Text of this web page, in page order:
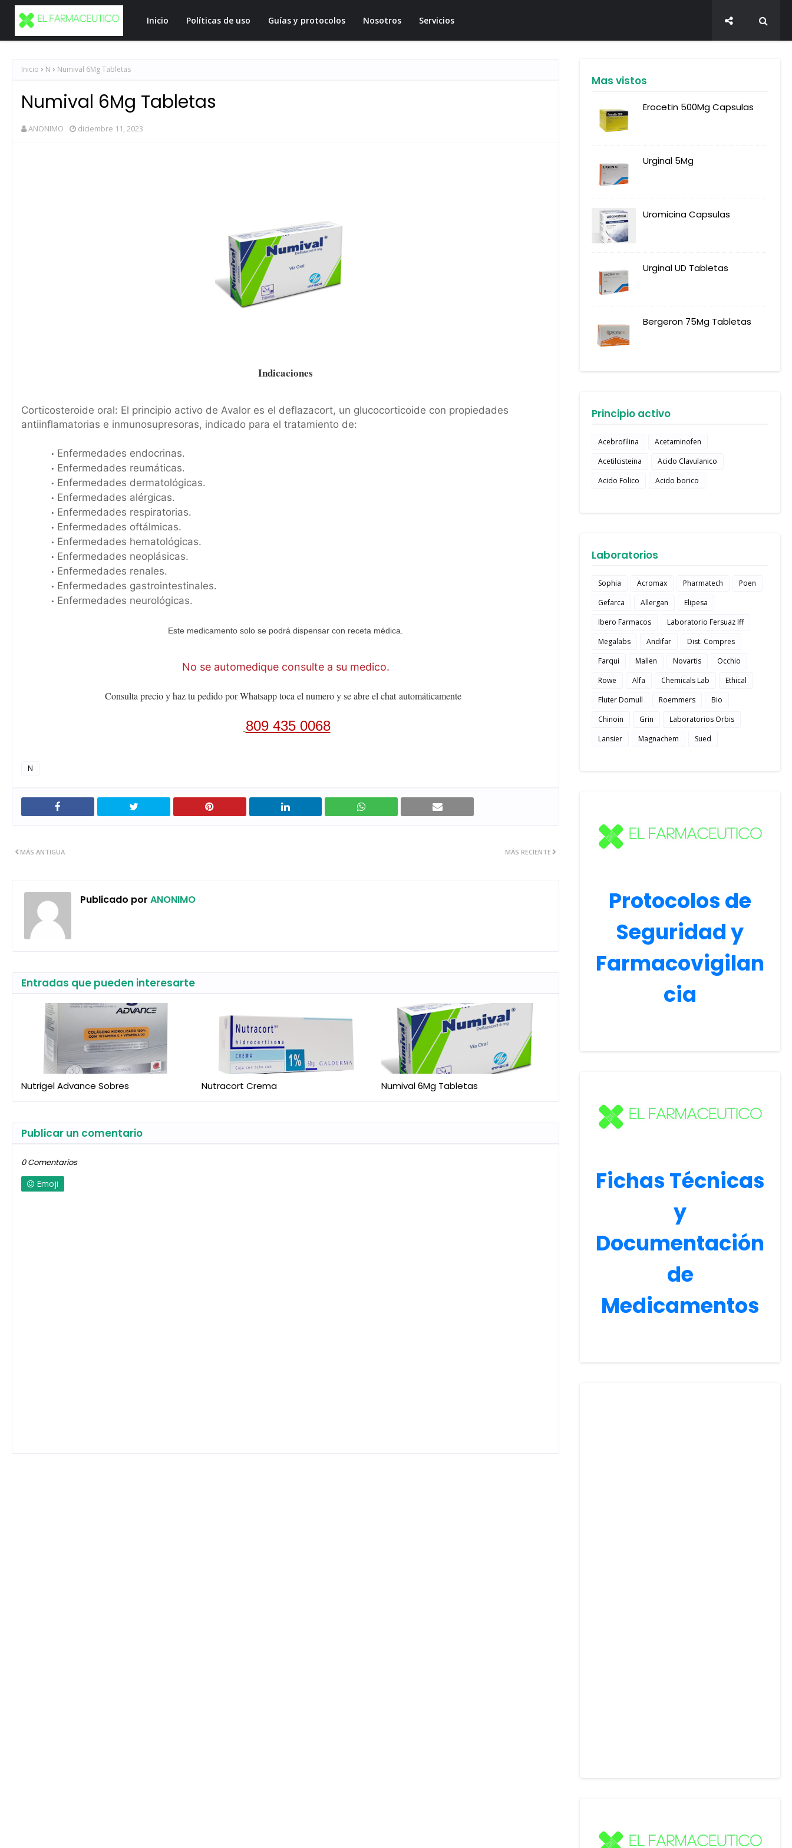
Inicio Políticas de uso Guías y protocolos Nosotros Servicios
Inicio N Numival 6Mg Tabletas
Numival 6Mg Tabletas
ANONIMO diciembre 11, 2023
Indicaciones
Corticosteroide oral: El principio activo de Avalor es el deflazacort, un glucocorticoide con propiedades
antiinflamatorias e inmunosupresoras, indicado para el tratamiento de:
Enfermedades endocrinas.
Enfermedades reumáticas.
Enfermedades dermatológicas.
Enfermedades alérgicas.
Enfermedades respiratorias.
Enfermedades oftálmicas.
Enfermedades hematológicas.
Enfermedades neoplásicas.
Enfermedades renales.
Enfermedades gastrointestinales.
Enfermedades neurológicas.
Este medicamento solo se podrá dispensar con receta médica.
No se automedique consulte a su medico.
Consulta precio y haz tu pedido por Whatsapp toca el numero y se abre el chatautomáticamente
809 435 0068
N
MÁS RECIENTE
MÁS ANTIGUA
Publicado por ANONIMO
Entradas que pueden interesarte
Nutrigel Advance Sobres Nutracort Crema Numival 6Mg Tabletas
Publicar un comentario
0 Comentarios
Emoji
Mas vistos
Erocetin 500Mg Capsulas
Urginal 5Mg
Uromicina Capsulas
Urginal UD Tabletas
Bergeron 75Mg Tabletas
Principio activo
Acebrofilina
Acetaminofen
Acetilcisteina
Acido Clavulanico
Acido Folico
Acido borico
Laboratorios
Sophia Acromax Pharmatech
Poen
Gefarca
Allergan
Elipesa
Ibero Farmacos
Laboratorio Fersuaz lff
Megalabs
Andifar
Dist. Compres
Farqui
Mallen Novartis
Occhio
Rowe
Alfa Chemicals Lab
Ethical
Fluter Domull
Roemmers
Bio
Chinoin
Grin
Laboratorios Orbis
Lansier
Magnachem Sued
Protocolos de
Seguridad y
Farmacovigilan
cia
Fichas Técnicas
y
Documentación
de
Medicamentos